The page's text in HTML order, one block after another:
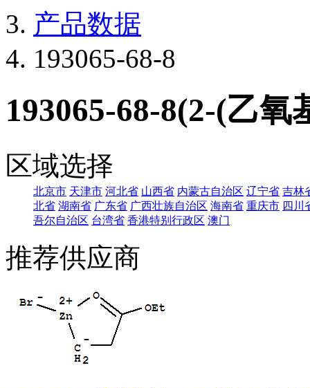
产品数据
193065-68-8
193065-68-8(2-(乙
区域选择
北京市 天津市 河北省 山西省 内蒙古自治区 辽宁省 吉林
北省 湖南省 广东省 广西壮族自治区 海南省 重庆市 四川
吾尔自治区 台湾省 香港特别行政区 澳门
推荐供应商